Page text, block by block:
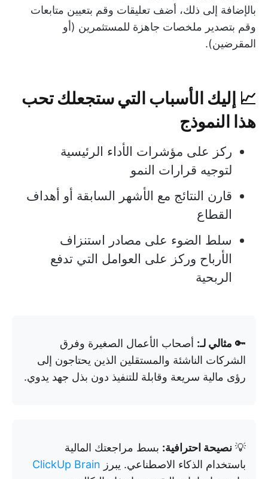
بالإضافة إلى ذلك، أضف تعليقات وقم بتعيين متابعات
وقم بتصدير ملخصات جاهزة للمستثمرين (أو
المقرضين).
📈 إليك الأسباب التي ستجعلك تحب
هذا النموذج
ركز على مؤشرات الأداء الرئيسية
لتوجيه قرارات النمو
قارن النتائج مع الأشهر السابقة أو أهداف
القطاع
سلط الضوء على مصادر استنزاف
الأرباح وركز على العوامل التي تدفع
الربحية
🔑 مثالي لـ: أصحاب الأعمال الصغيرة وفرق
الشركات الناشئة والمستقلين الذين يحتاجون إلى
رؤى مالية سريعة وقابلة للتنفيذ دون بذل جهد يدوي.
💡 نصيحة احترافية: بسط مراجعتك المالية
باستخدام الذكاء الاصطناعي. يبرز ClickUp Brain